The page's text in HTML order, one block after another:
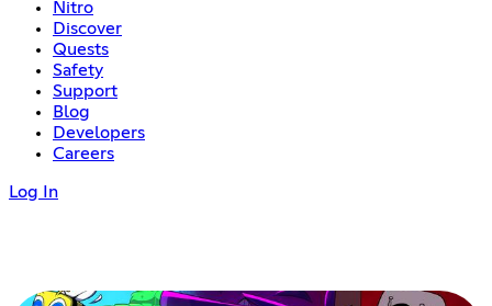
Nitro
Discover
Quests
Safety
Support
Blog
Developers
Careers
Log In